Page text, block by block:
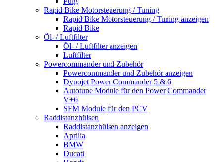
Rapid Bike Motorsteuerung / Tuning
Rapid Bike Motorsteuerung / Tuning anzeigen
Rapid Bike
Öl- / Luftfilter
Öl- / Luftfilter anzeigen
Luftfilter
Powercommander und Zubehör
Powercommander und Zubehör anzeigen
Dynojet Power Commander 5 & 6
Autotune Module für den Power Commander
V+6
SFM Module für den PCV
Raddistanzhülsen
Raddistanzhülsen anzeigen
Aprilia
BMW
Ducati